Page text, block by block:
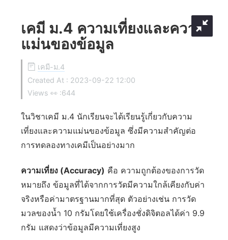
เคมี ม.4 ความเที่ยงและความ
แม่นของข้อมูล
เคมี-ม.4
Created At : 2023-09-22 12:00
Views 👀 :644
ในวิชาเคมี ม.4 นักเรียนจะได้เรียนรู้เกี่ยวกับความ
เที่ยงและความแม่นของข้อมูล ซึ่งมีความสำคัญต่อ
การทดลองทางเคมีเป็นอย่างมาก
ความเที่ยง (Accuracy) คือ ความถูกต้องของการวัด
หมายถึง ข้อมูลที่ได้จากการวัดมีความใกล้เคียงกับค่า
จริงหรือค่ามาตรฐานมากที่สุด ตัวอย่างเช่น การวัด
มวลของน้ำ 10 กรัมโดยใช้เครื่องชั่งดิจิตอลได้ค่า 9.9
กรัม แสดงว่าข้อมูลมีความเที่ยงสูง